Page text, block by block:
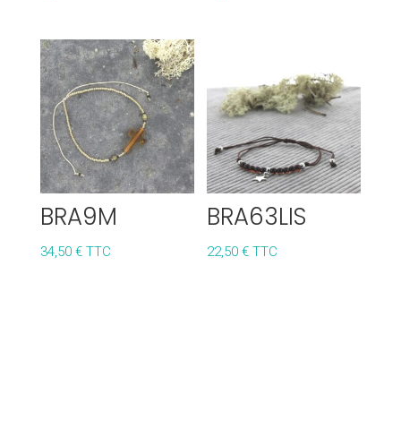
BRA9M
34,50 € TTC
BRA63LIS
22,50€ TTC